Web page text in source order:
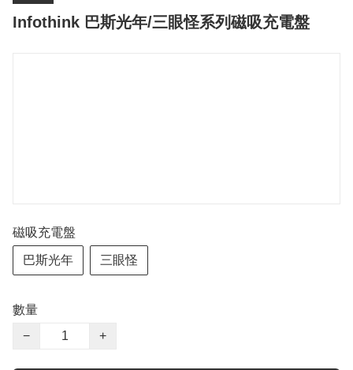
Infothink 巴斯光年/三眼怪系列磁吸充電盤
磁吸充電盤
巴斯光年 三眼怪
數量
−
+